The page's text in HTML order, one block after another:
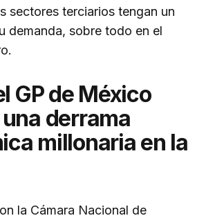
sectores terciarios tengan un
demanda, sobre todo en el
GP de México
derrama
millonaria en la
la Cámara Nacional de